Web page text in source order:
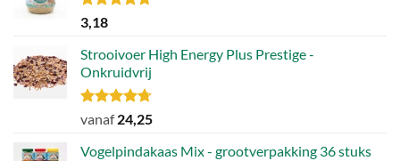
Gewaardeerd
4.70
3,18
Strooivoer High Energy Plus Prestige -
Onkruidvrij
Gewaardeerd
uit 5
vanaf24,25
Vogelpindakaas Mix - grootverpakking 36 stuks